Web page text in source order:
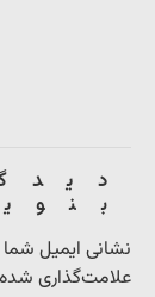
نشانی ایمیل
علامت‌گذاری